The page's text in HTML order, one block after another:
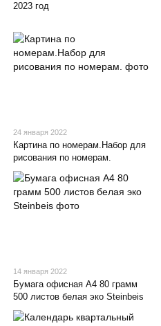
2023 год
24 января 2022
Картина по номерам.Набор для
рисования по номерам.
14 января 2022
Бумага офисная А4 80 грамм
500 листов белая эко Steinbeis